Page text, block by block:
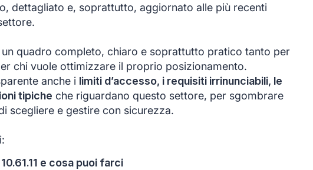
dettagliato e, soprattutto, aggiornato alle più recenti
quadro completo, chiaro e soprattutto pratico tanto per
chi vuole ottimizzare il proprio posizionamento.
anche i limiti d’accesso, i requisiti irrinunciabili, le
tipiche che riguardano questo settore, per sgombrare
scegliere e gestire con sicurezza.
e cosa puoi farci